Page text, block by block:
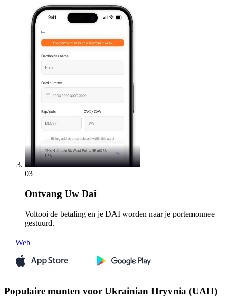
03
Ontvang Uw Dai
Voltooi de betaling en je DAI worden naar je portemonnee
gestuurd.
Web
Populaire munten voor Ukrainian Hryvnia (UAH)